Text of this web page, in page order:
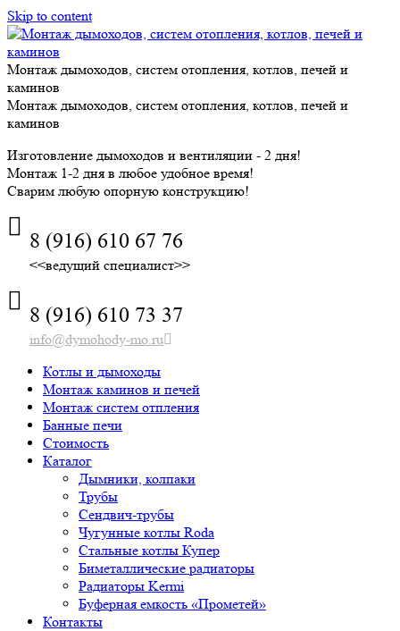
Skip to content
Монтаж дымоходов, систем отопления, котлов, печей и
каминов
Монтаж дымоходов, систем отопления, котлов, печей и
каминов
Изготовление дымоходов и вентиляции - 2 дня!
Монтаж 1-2 дня в любое удобное время!
Сварим любую опорную конструкцию!
8 (916) 610 67 76
<<ведущий специалист>>
8 (916) 610 73 37
info@dymohody-mo.ru
Котлы и дымоходы
Монтаж каминов и печей
Монтаж систем отпления
Банные печи
Стоимость
Каталог
Дымники, колпаки
Трубы
Сендвич-трубы
Чугунные котлы Roda
Стальные котлы Купер
Биметаллические радиаторы
Радиаторы Kermi
Буферная емкость «Прометей»
Контакты